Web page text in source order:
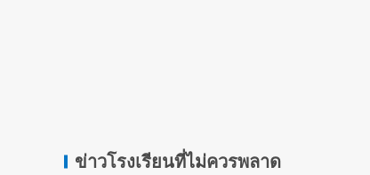
ข่าวโรงเรียนที่ไม่ควรพลาด